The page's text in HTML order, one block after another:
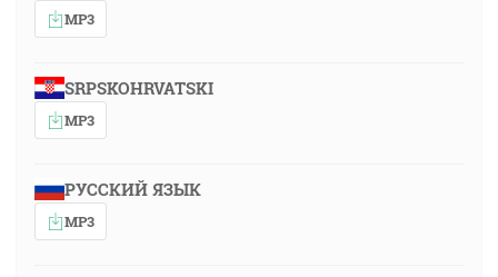
MP3
SRPSKOHRVATSKI
MP3
РУССКИЙ ЯЗЫК
MP3